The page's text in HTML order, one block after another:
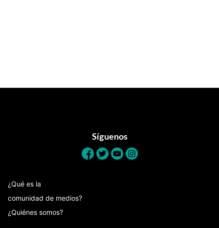
Síguenos
¿Qué es la
comunidad de medios?
¿Quiénes somos?